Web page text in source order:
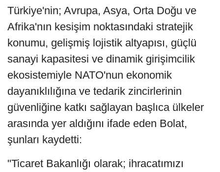
Türkiye'nin; Avrupa, Asya, Orta Doğu ve
Afrika'nın kesişim noktasındaki stratejik
konumu, gelişmiş lojistik altyapısı, güçlü
sanayi kapasitesi ve dinamik girişimcilik
ekosistemiyle NATO'nun ekonomik
dayanıklılığına ve tedarik zincirlerinin
güvenliğine katkı sağlayan başlıca ülkeler
arasında yer aldığını ifade eden Bolat,
şunları kaydetti:
"Ticaret Bakanlığı olarak; ihracatımızı